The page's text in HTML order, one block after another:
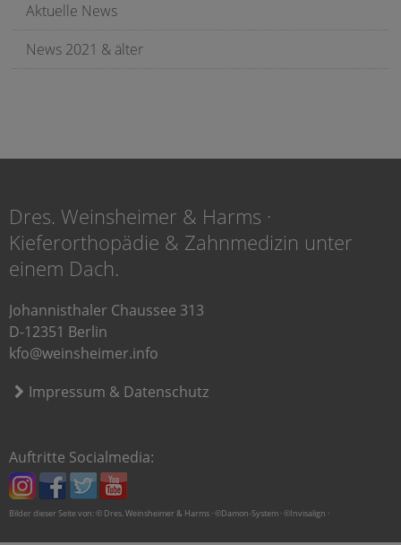
Aktuelle News
News 2021 & älter
Dres. Weinsheimer & Harms ·
Kieferorthopädie & Zahnmedizin unter
einem Dach.
Johannisthaler Chaussee 313
D-12351 Berlin
kfo@weinsheimer.info
Impressum & Datenschutz
Auftritte Socialmedia:
Bilder dieser Seite von: © Dres. Weinsheimer & Harms · ©Damon-System · ©Invisalign ·